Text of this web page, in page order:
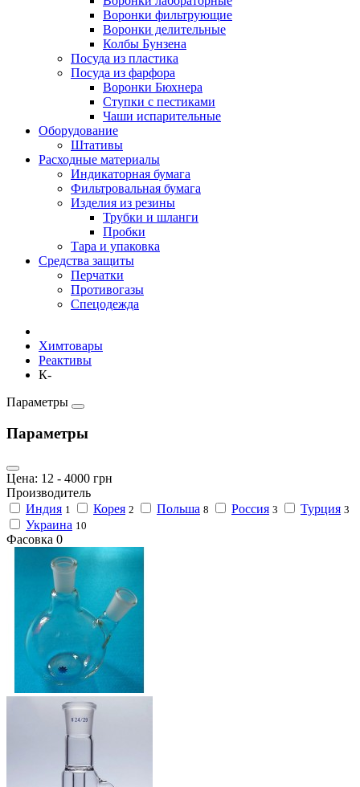
Воронки фильтрующие
Воронки делительные
Колбы Бунзена
Посуда из пластика
Посуда из фарфора
Воронки Бюхнера
Ступки с пестиками
Чаши испарительные
Оборудование
Штативы
Расходные материалы
Индикаторная бумага
Фильтровальная бумага
Изделия из резины
Трубки и шланги
Пробки
Тара и упаковка
Средства защиты
Перчатки
Противогазы
Спецодежда
Химтовары
Реактивы
К-
Параметры
Параметры
Цена: 12 - 4000 грн
Производитель
Индия 1 Корея 2 Польша 8 Россия 3 Турция 3
Украина 10
Фасовка 0